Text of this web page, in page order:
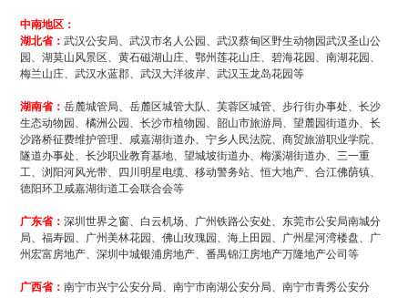
中南地区：
湖北省：武汉公安局、武汉市名人公园、武汉蔡甸区野生动物园武汉圣山公
园、湖莫山风景区、黄石磁湖山庄、鄂州莲花山庄、碧海花园、南湖花园、
梅兰山庄、武汉水蓝郡、武汉大洋彼岸、武汉玉龙岛花园等
湖南省：岳麓城管局、岳麓区城管大队、芙蓉区城管、步行街办事处、长沙
生态动物园、橘洲公园、长沙市植物园、韶山市旅游局、望麓园街道办、长
沙路桥征费维护管理、咸嘉湖街道办、宁乡人民法院、商贸旅游职业学院、
隧道办事处、长沙职业教育基地、望城坡街道办、梅溪湖街道办、三一重
工、浏阳河风光带、四川明星电缆、移动警务站、恒大地产、合江佛荫镇、
德阳环卫咸嘉湖街道工会联合会等
广东省：深圳世界之窗、白云机场、广州铁路公安处、东莞市公安局南城分
局、福寿园、广州美林花园、佛山玫瑰园、海上田园、广州星河湾楼盘、广
州宏富房地产、深圳中城银浦房地产、番禺锦江房地产万隆地产公司等
广西省：南宁市兴宁公安分局、南宁市南湖公安分局、南宁市青秀公安分